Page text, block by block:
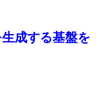
成する基盤を